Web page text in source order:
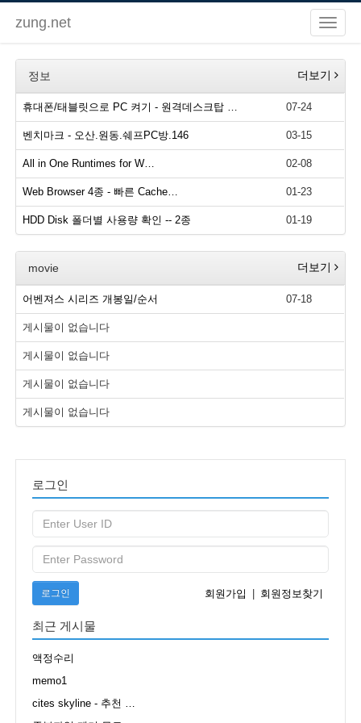
zung.net
정보 더보기
휴대폰/태블릿으로 PC 켜기 - 원격데스크탑 … 07-24
벤치마크 - 오산.원동.쉐프PC방.146 03-15
All in One Runtimes for W… 02-08
Web Browser 4종 - 빠른 Cache… 01-23
HDD Disk 폴더별 사용량 확인 -- 2종 01-19
movie 더보기
어벤져스 시리즈 개봉일/순서 07-18
게시물이 없습니다
게시물이 없습니다
게시물이 없습니다
게시물이 없습니다
로그인
로그인 회원가입 회원정보찾기
최근 게시물
액정수리
memo1
cites skyline - 추천 …